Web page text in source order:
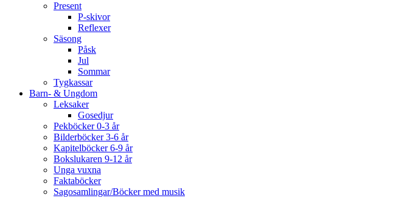
Present
P-skivor
Reflexer
Säsong
Påsk
Jul
Sommar
Tygkassar
Barn- & Ungdom
Leksaker
Gosedjur
Pekböcker 0-3 år
Bilderböcker 3-6 år
Kapitelböcker 6-9 år
Bokslukaren 9-12 år
Unga vuxna
Faktaböcker
Sagosamlingar/Böcker med musik